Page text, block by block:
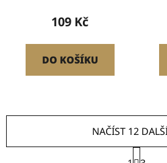
109 Kč
DO KOŠÍKU
NAČÍST 12
S